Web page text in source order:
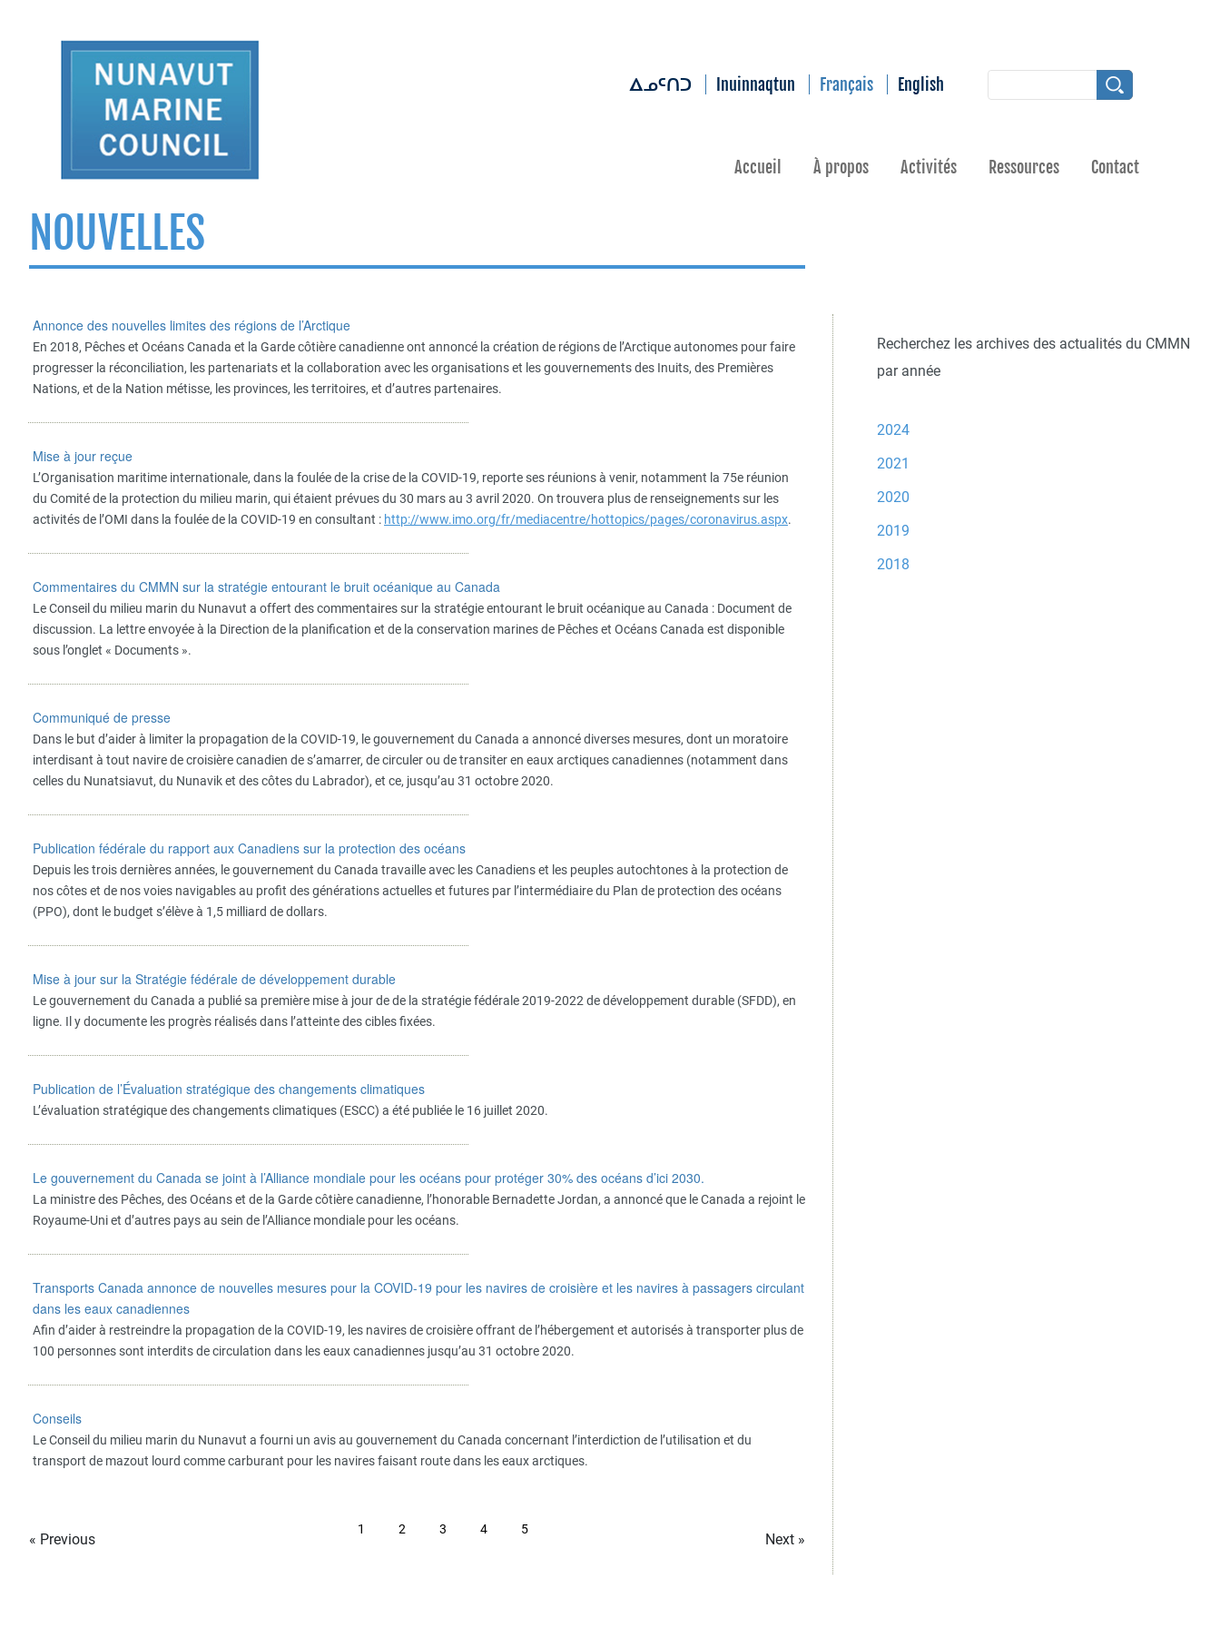
ᐃᓄᑦᑎᑐ Inuinnaqtun Français English
Accueil À propos Activités Ressources Contact
NOUVELLES
Annonce des nouvelles limites des régions de l’Arctique
En 2018, Pêches et Océans Canada et la Garde côtière canadienne ont annoncé la création de régions de l’Arctique autonomes pour faire
progresser la réconciliation, les partenariats et la collaboration avec les organisations et les gouvernements des Inuits, des Premières
Nations, et de la Nation métisse, les provinces, les territoires, et d’autres partenaires.
Mise à jour reçue
L’Organisation maritime internationale, dans la foulée de la crise de la COVID-19, reporte ses réunions à venir, notamment la 75e réunion
du Comité de la protection du milieu marin, qui étaient prévues du 30 mars au 3 avril 2020. On trouvera plus de renseignements sur les
activités de l’OMI dans la foulée de la COVID-19 en consultant : http://www.imo.org/fr/mediacentre/hottopics/pages/coronavirus.aspx.
Commentaires du CMMN sur la stratégie entourant le bruit océanique au Canada
Le Conseil du milieu marin du Nunavut a offert des commentaires sur la stratégie entourant le bruit océanique au Canada : Document de
discussion. La lettre envoyée à la Direction de la planification et de la conservation marines de Pêches et Océans Canada est disponible
sous l’onglet « Documents ».
Communiqué de presse
Dans le but d’aider à limiter la propagation de la COVID-19, le gouvernement du Canada a annoncé diverses mesures, dont un moratoire
interdisant à tout navire de croisière canadien de s’amarrer, de circuler ou de transiter en eaux arctiques canadiennes (notamment dans
celles du Nunatsiavut, du Nunavik et des côtes du Labrador), et ce, jusqu’au 31 octobre 2020.
Publication fédérale du rapport aux Canadiens sur la protection des océans
Depuis les trois dernières années, le gouvernement du Canada travaille avec les Canadiens et les peuples autochtones à la protection de
nos côtes et de nos voies navigables au profit des générations actuelles et futures par l’intermédiaire du Plan de protection des océans
(PPO), dont le budget s’élève à 1,5 milliard de dollars.
Mise à jour sur la Stratégie fédérale de développement durable
Le gouvernement du Canada a publié sa première mise à jour de de la stratégie fédérale 2019-2022 de développement durable (SFDD), en
ligne. Il y documente les progrès réalisés dans l’atteinte des cibles fixées.
Publication de l’Évaluation stratégique des changements climatiques
L’évaluation stratégique des changements climatiques (ESCC) a été publiée le 16 juillet 2020.
Le gouvernement du Canada se joint à l’Alliance mondiale pour les océans pour protéger 30% des océans d’ici 2030.
La ministre des Pêches, des Océans et de la Garde côtière canadienne, l’honorable Bernadette Jordan, a annoncé que le Canada a rejoint le
Royaume-Uni et d’autres pays au sein de l’Alliance mondiale pour les océans.
Transports Canada annonce de nouvelles mesures pour la COVID-19 pour les navires de croisière et les navires à passagers circulant
dans les eaux canadiennes
Afin d’aider à restreindre la propagation de la COVID-19, les navires de croisière offrant de l’hébergement et autorisés à transporter plus de
100 personnes sont interdits de circulation dans les eaux canadiennes jusqu’au 31 octobre 2020.
Conseils
Le Conseil du milieu marin du Nunavut a fourni un avis au gouvernement du Canada concernant l’interdiction de l’utilisation et du
transport de mazout lourd comme carburant pour les navires faisant route dans les eaux arctiques.
« Previous
1 2 3 4 5
Next »
Recherchez les archives des actualités du CMMN
par année
2024
2021
2020
2019
2018